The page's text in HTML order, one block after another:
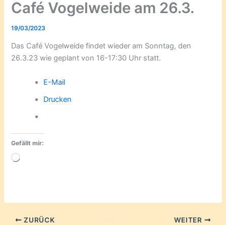
Café Vogelweide am 26.3.
19/03/2023
Das Café Vogelweide findet wieder am Sonntag, den
26.3.23 wie geplant von 16-17:30 Uhr statt.
E-Mail
Drucken
Gefällt mir:
Wird
ZURÜCK WEITER